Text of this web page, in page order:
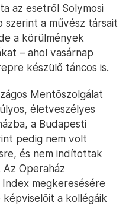
az esetről Solymosi
szerint a művész társait
a körülmények
– ahol vasárnap
készülő táncos is.
Mentőszolgálat
életveszélyes
a Budapesti
pedig nem volt
és nem indítottak
Operaház
megkeresésére
a kollégáik